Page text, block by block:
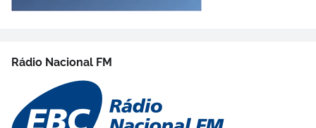
Rádio Nacional FM